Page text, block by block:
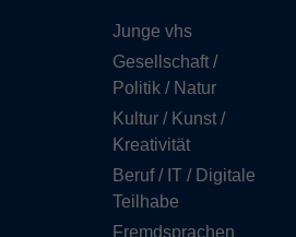
Junge vhs
Gesellschaft /
Politik / Natur
Kultur / Kunst /
Kreativität
Beruf / IT / Digitale
Teilhabe
Fremdsprachen